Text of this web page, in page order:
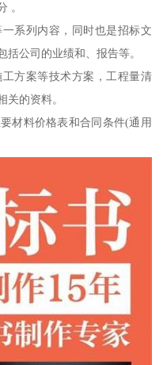
。
系列内容，同时也是招标文
公司的业绩和、报告等。
方案等技术方案，工程量清
关的资料。
材料价格表和合同条件(通用